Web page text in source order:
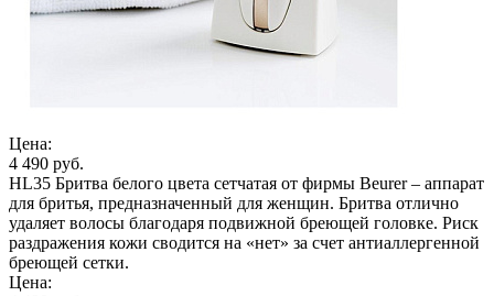
Цена:
4 490 руб.
HL35 Бритва белого цвета сетчатая от фирмы Beurer – аппарат
для бритья, предназначенный для женщин. Бритва отлично
удаляет волосы благодаря подвижной бреющей головке. Риск
раздражения кожи сводится на «нет» за счет антиаллергенной
бреющей сетки.
Цена: